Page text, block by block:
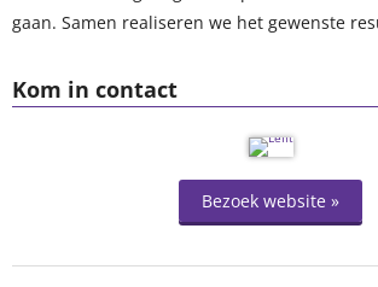
Kom in contact
Bezoek website »
gaan. Samen realiseren we het gewenste